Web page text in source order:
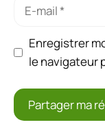
Enregistrer
le navigateur